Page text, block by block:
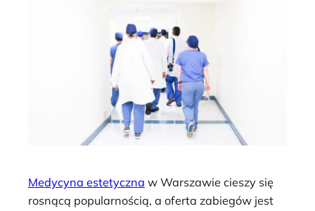
Medycyna estetyczna w Warszawie cieszy się
rosnącą popularnością, a oferta zabiegów jest